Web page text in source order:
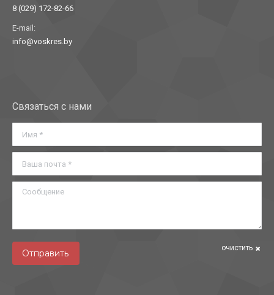
8 (029) 172-82-66
E-mail:
info@voskres.by
Связаться с нами
Сообщение
Отправить очистить